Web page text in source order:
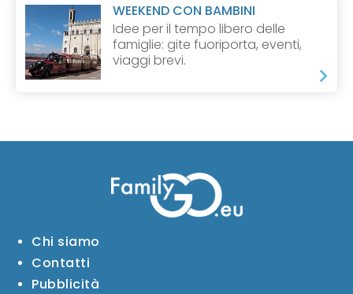
WEEKEND CON BAMBINI
Idee per il tempo libero delle
famiglie: gite fuoriporta, eventi,
viaggi brevi.
Chi siamo
Contatti
Pubblicità